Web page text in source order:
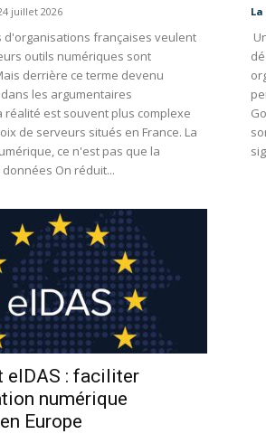
juillet 2026
d'organisations françaises veulent
outils numériques sont
derrière ce terme devenu
les argumentaires
réalité est souvent plus complexe
de serveurs situés en France. La
ce n'est pas que la
On réduit...
eIDAS : faciliter
numérique
Europe